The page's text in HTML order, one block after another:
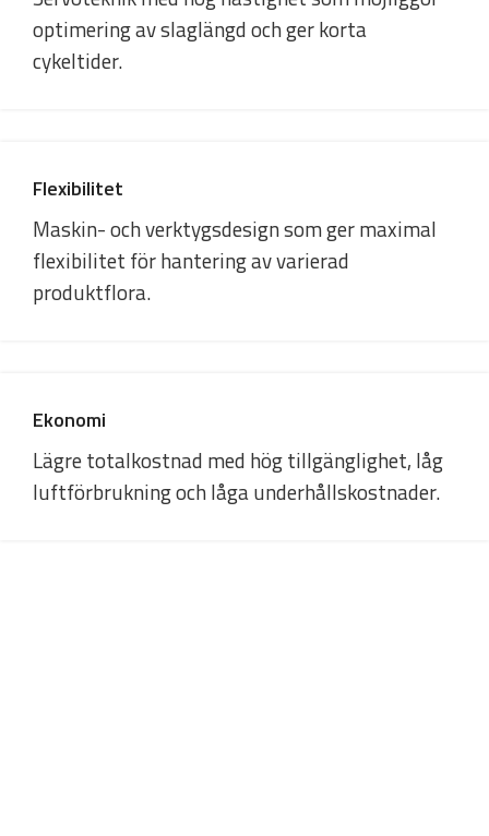
optimering av slaglängd och ger korta
cykeltider.
Flexibilitet
Maskin- och verktygsdesign som ger maximal
flexibilitet för hantering av varierad
produktflora.
Ekonomi
Lägre totalkostnad med hög tillgänglighet, låg
luftförbrukning och låga underhållskostnader.